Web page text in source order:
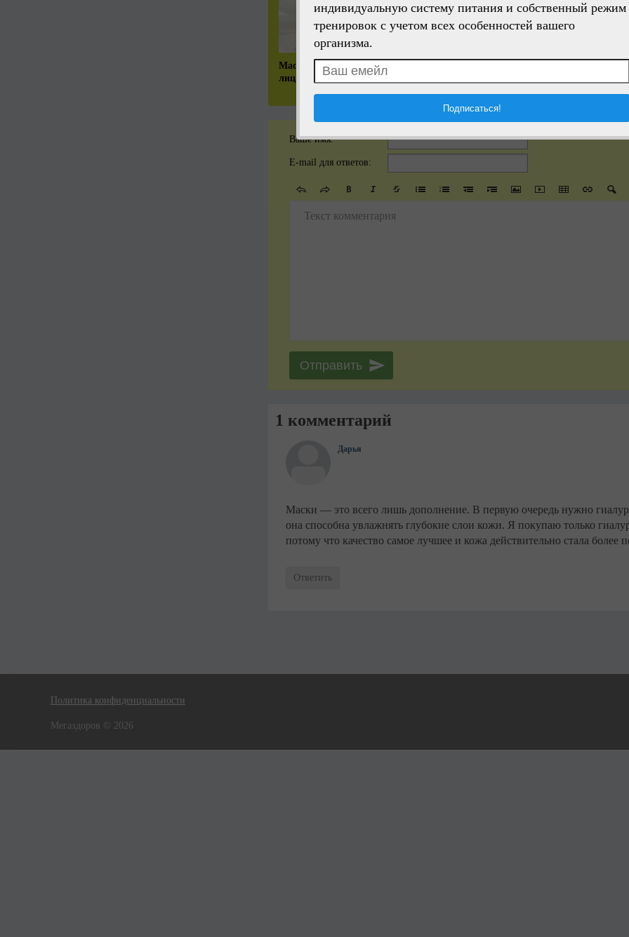
индивидуальную систему питания и собственный режим
тренировок с учетом всех особенностей вашего
организма.
Маска для красивой кожи
лица
Ваше имя:
E-mail для ответов:
Текст комментария
1 комментарий
Дарья
Маски — это всего лишь дополнение. В первую очередь нужно
она способна увлажнять глубокие слои кожи. Я покупаю только
потому что качество самое лучшее и кожа действительно стала более
Ответить
Политика конфиденциальности
Мегаздоров © 2026